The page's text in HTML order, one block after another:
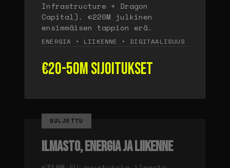
Infrastructure + Dragon
Capital). €220M julkinen
ensimmäisen tappion erä.
ENERGIA • LIIKENNE • DIGITAALISUUS
€20-50M sijoitukset
SULJETTU
ILMASTO, ENERGIA JA LIIKENNE